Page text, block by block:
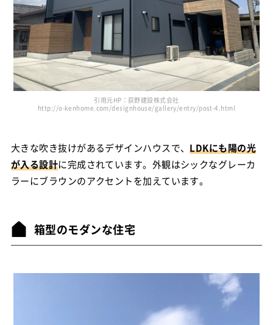
引用元HP：荻野建設株式会社
http://o-kenhome.com/designhouse/gallery/entry/post-4.html
大きな吹き抜けがあるデザインハウスで、LDKにも陽の光
が入る設計に完成されています。外観はシックなグレーカ
ラーにブラウンのアクセントを加えています。
箱型のモダンな住宅